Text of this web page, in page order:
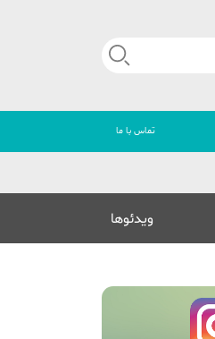
تماس با ما
ویدئوها